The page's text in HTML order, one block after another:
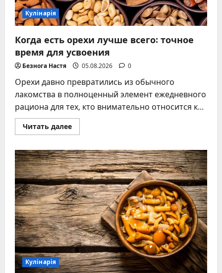
Кулінарія
Когда есть орехи лучше всего: точное
время для усвоения
Безнога Настя 05.08.2026 0
Орехи давно превратились из обычного
лакомства в полноценный элемент ежедневного
рациона для тех, кто внимательно относится к...
Читать далееПрочитать
больше
есть
орехи
лучше
всего:
точное
время
для
усвоения
Кулінарія